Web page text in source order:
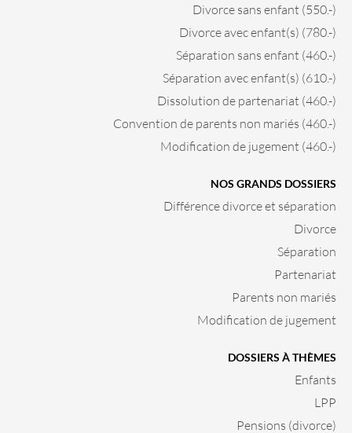
Divorce sans enfant (550.-)
Divorce avec enfant(s) (780.-)
Séparation sans enfant (460.-)
Séparation avec enfant(s) (610.-)
Dissolution de partenariat (460.-)
Convention de parents non mariés (460.-)
Modification de jugement (460.-)
NOS GRANDS DOSSIERS
Différence divorce et séparation
Divorce
Séparation
Partenariat
Parents non mariés
Modification de jugement
DOSSIERS À THÈMES
Enfants
LPP
Pensions (divorce)